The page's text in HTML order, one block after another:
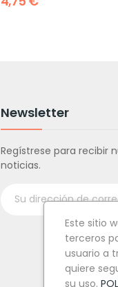
Newsletter
Regístrese para recibir
noticias.
Este sitio
terceros
usuario a
quiere
su uso.